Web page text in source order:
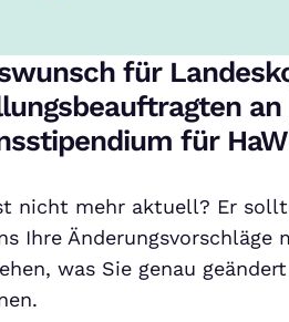
Absolventinnen
für
für
nicht mehr aktuell? Er
Ihre
was Sie genau